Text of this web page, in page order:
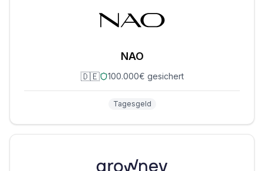
NAO
🇩🇪 100.000€ gesichert
Tagesgeld